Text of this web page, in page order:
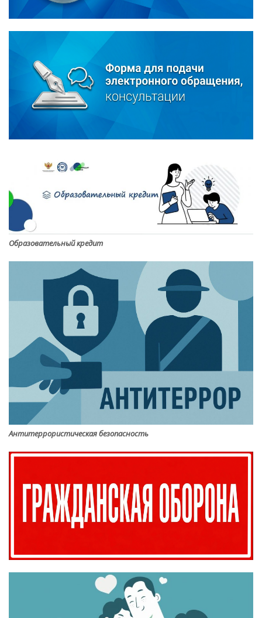
Образовательный кредит
Антитеррористическая безопасность